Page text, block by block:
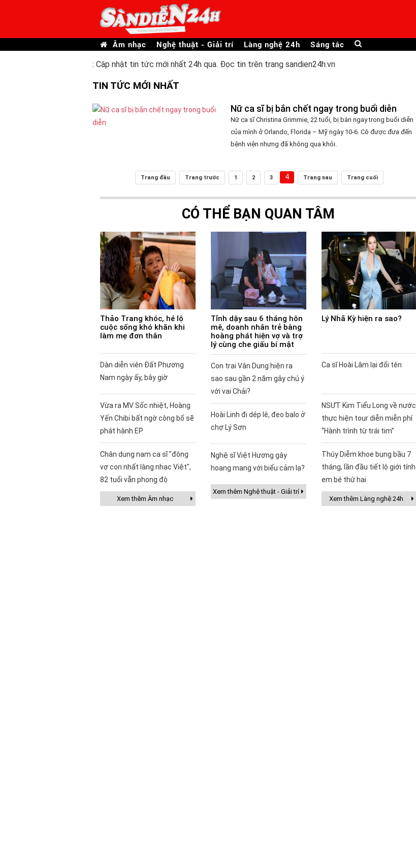
Âm nhạc Nghệ thuật - Giải trí Làng nghệ 24h Sáng tác
: Cập nhật tin tức mới nhất 24h qua. Đọc tin trên trang sandien24h.vn
TIN TỨC MỚI NHẤT
Nữ ca sĩ bị bắn chết ngay trong buổi diễn
Nữ ca sĩ Christina Grimmie, 22 tuổi, bị bắn ngay trong buổi diễn
của mình ở Orlando, Florida – Mỹ ngày 10-6. Cô được đưa đến
bệnh viện nhưng đã không qua khỏi.
Trang đầu Trang trước 1 2 3 4 Trang sau Trang cuối
CÓ THỂ BẠN QUAN TÂM
Thảo Trang khóc, hé lộ
cuộc sống khó khăn khi
làm mẹ đơn thân
Dàn diễn viên Đất Phương
Nam ngày ấy, bây giờ
Vừa ra MV Sốc nhiệt, Hoàng
Yến Chibi bất ngờ công bố sẽ
phát hành EP
Chân dung nam ca sĩ "đông
vợ con nhất làng nhạc Việt",
82 tuổi vẫn phong độ
Xem thêm Âm nhạc
Tỉnh dậy sau 6 tháng hôn
mê, doanh nhân trẻ bàng
hoàng phát hiện vợ và trợ
lý cùng che giấu bí mật
Con trai Vân Dung hiện ra
sao sau gần 2 năm gây chú ý
với vai Chải?
Hoài Linh đi dép lê, đeo balo ở
chợ Lý Sơn
Nghệ sĩ Việt Hương gây
hoang mang với biểu cảm lạ?
Xem thêm Nghệ thuật - Giải trí
Lý Nhã Kỳ hiện ra sao?
Ca sĩ Hoài Lâm lại đổi tên
NSƯT Kim Tiểu Long về nước
thực hiện tour diễn miễn phí
“Hành trình từ trái tim”
Thúy Diễm khoe bụng bầu 7
tháng, lần đầu tiết lộ giới tính
em bé thứ hai
Xem thêm Làng nghệ 24h